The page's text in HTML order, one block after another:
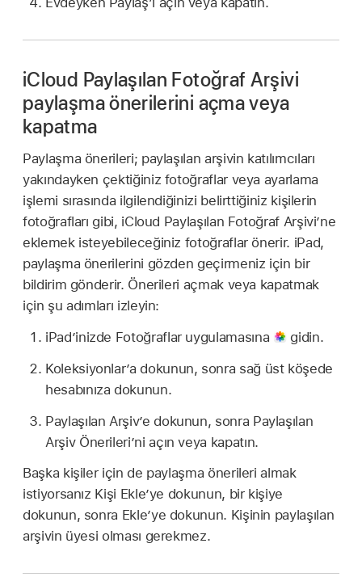
iCloud Paylaşılan Fotoğraf Arşivi
paylaşma önerilerini açma veya
kapatma
Paylaşma önerileri; paylaşılan arşivin katılımcıları
yakındayken çektiğiniz fotoğraflar veya ayarlama
işlemi sırasında ilgilendiğinizi belirttiğiniz kişilerin
fotoğrafları gibi, iCloud Paylaşılan Fotoğraf Arşivi’ne
eklemek isteyebileceğiniz fotoğraflar önerir. iPad,
paylaşma önerilerini gözden geçirmeniz için bir
bildirim gönderir. Önerileri açmak veya kapatmak
için şu adımları izleyin:
iPad’inizde Fotoğraflar uygulamasına
gidin.
Koleksiyonlar’a dokunun, sonra sağ üst köşede
hesabınıza dokunun.
Paylaşılan Arşiv’e dokunun, sonra Paylaşılan
Arşiv Önerileri’ni açın veya kapatın.
Başka kişiler için de paylaşma önerileri almak
istiyorsanız Kişi Ekle’ye dokunun, bir kişiye
dokunun, sonra Ekle’ye dokunun. Kişinin paylaşılan
arşivin üyesi olması gerekmez.